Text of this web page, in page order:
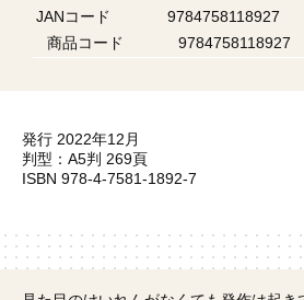
JANコード
9784758118927
商品コード
9784758118927
発行 2022年12月
判型：A5判 269頁
ISBN 978-4-7581-1892-7